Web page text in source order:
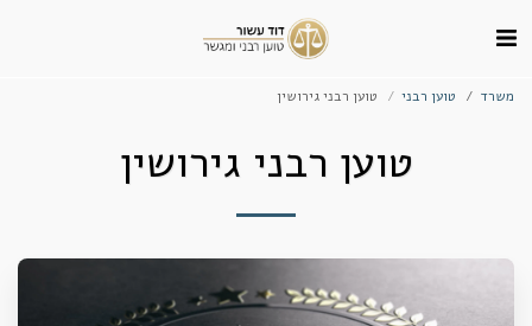
משרד טוען רבני טוען רבני גירושין
טוען רבני גירושין